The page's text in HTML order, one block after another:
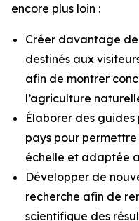
encore plus loin :
Créer davantage
destinés aux
afin de montrer
l’agriculture
Élaborer des
pays pour
échelle et adaptée
Développer de
recherche afin de
scientifique des